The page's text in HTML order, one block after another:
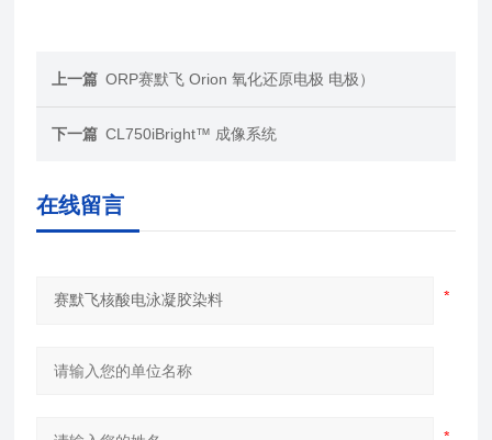
上一篇 ORP赛默飞 Orion 氧化还原电极 电极）
下一篇 CL750iBright™ 成像系统
在线留言